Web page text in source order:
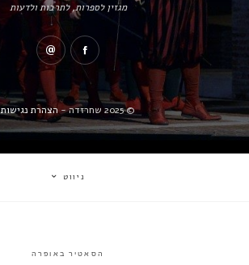
מגזין לספרות, לתרבות ולדעות
© 2025 שחרזדה - הצהרת נגישות
ניווט
הסאטיר באופרה